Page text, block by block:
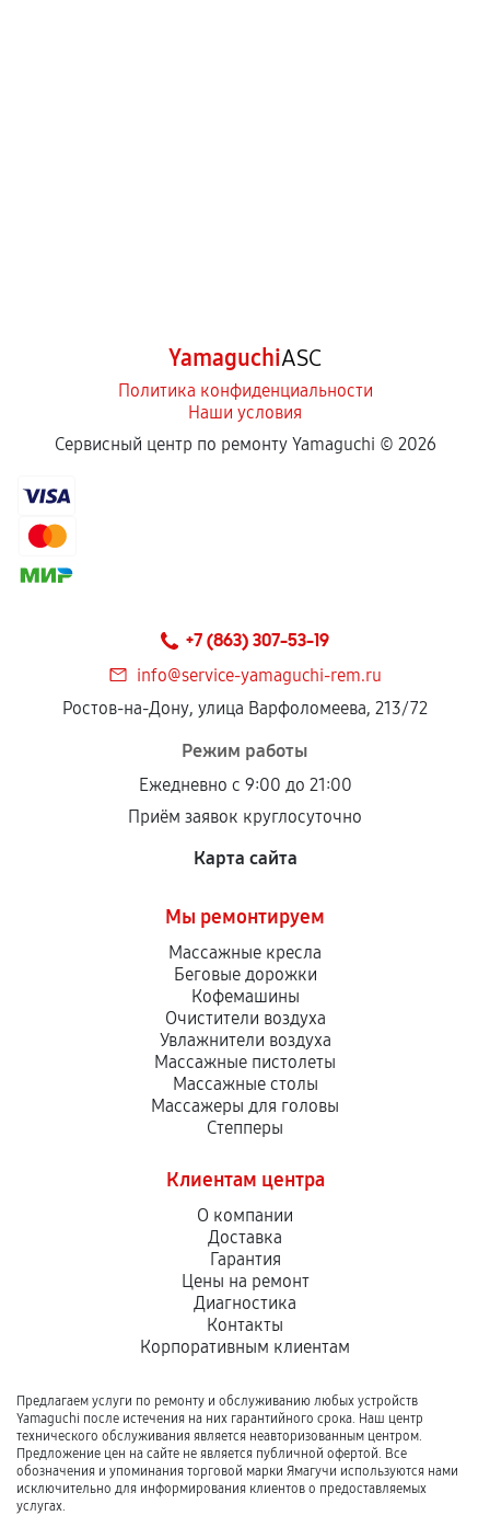
YamaguchiASC
Политика конфиденциальности
Наши условия
Сервисный центр по ремонту Yamaguchi © 2026
+7 (863) 307-53-19
info@service-yamaguchi-rem.ru
Ростов-на-Дону, улица Варфоломеева, 213/72
Режим работы
Ежедневно с 9:00 до 21:00
Приём заявок круглосуточно
Карта сайта
Мы ремонтируем
Массажные кресла
Беговые дорожки
Кофемашины
Очистители воздуха
Увлажнители воздуха
Массажные пистолеты
Массажные столы
Массажеры для головы
Степперы
Клиентам центра
О компании
Доставка
Гарантия
Цены на ремонт
Диагностика
Контакты
Корпоративным клиентам
Предлагаем услуги по ремонту и обслуживанию любых устройств
Yamaguchi после истечения на них гарантийного срока. Наш центр
технического обслуживания является неавторизованным центром.
Предложение цен на сайте не является публичной офертой. Все
обозначения и упоминания торговой марки Ямагучи используются нами
исключительно для информирования клиентов о предоставляемых
услугах.